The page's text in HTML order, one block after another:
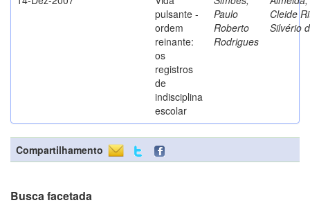
pulsante -
ordem
reinante:
os
registros
de
indisciplina
escolar
Paulo
Roberto
Rodrigues
Cleide
Silvério
Compartilhamento
Busca facetada